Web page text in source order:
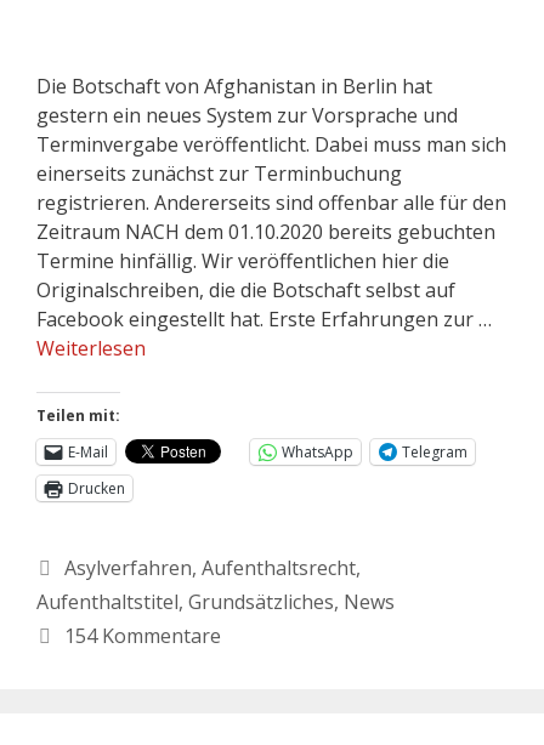
Die Botschaft von Afghanistan in Berlin hat
gestern ein neues System zur Vorsprache und
Terminvergabe veröffentlicht. Dabei muss man sich
einerseits zunächst zur Terminbuchung
registrieren. Andererseits sind offenbar alle für den
Zeitraum NACH dem 01.10.2020 bereits gebuchten
Termine hinfällig. Wir veröffentlichen hier die
Originalschreiben, die die Botschaft selbst auf
Facebook eingestellt hat. Erste Erfahrungen zur …
Weiterlesen
Teilen mit:
E-Mail
WhatsApp
Telegram
Drucken
Asylverfahren, Aufenthaltsrecht,
Aufenthaltstitel, Grundsätzliches, News
154 Kommentare